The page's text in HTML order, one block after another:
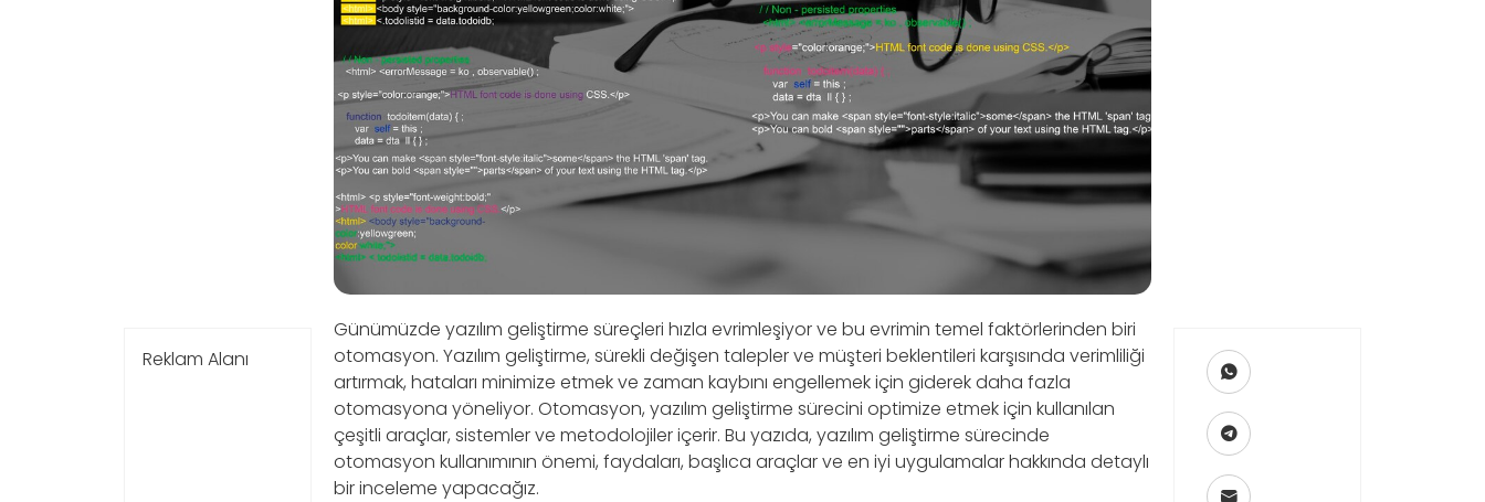
Reklam Alanı
Günümüzde yazılım geliştirme süreçleri hızla evrimleşiyor ve bu evrimin temel faktörlerinden biri
otomasyon. Yazılım geliştirme, sürekli değişen talepler ve müşteri beklentileri karşısında verimliliği
artırmak, hataları minimize etmek ve zaman kaybını engellemek için giderek daha fazla
otomasyona yöneliyor. Otomasyon, yazılım geliştirme sürecini optimize etmek için kullanılan
çeşitli araçlar, sistemler ve metodolojiler içerir. Bu yazıda, yazılım geliştirme sürecinde
otomasyon kullanımının önemi, faydaları, başlıca araçlar ve en iyi uygulamalar hakkında detaylı
bir inceleme yapacağız.